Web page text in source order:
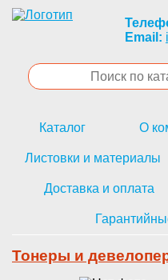
Email:
Каталог О
Листовки и материалы
Доставка и оплата
Тонеры и